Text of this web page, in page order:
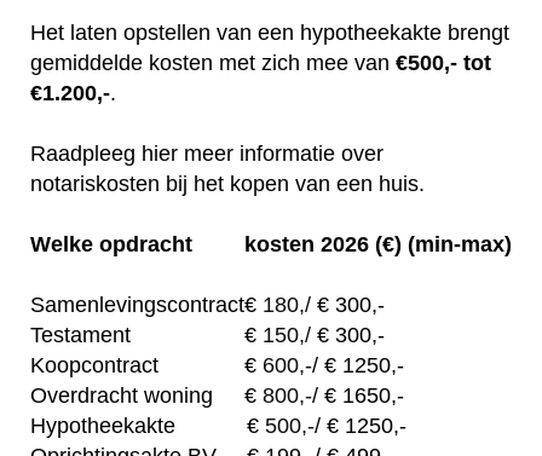
Het laten opstellen van een hypotheekakte brengt
gemiddelde kosten met zich mee van €500,- tot
€1.200,-.
Raadpleeg hier meer informatie over
notariskosten bij het kopen van een huis.
Welke opdracht kosten 2026 (€) (min-max)
Samenlevingscontract€ 180,/ € 300,-
Testament
€ 150,/ € 300,-
Koopcontract
€ 600,-/ € 1250,-
Overdracht woning
€ 800,-/ € 1650,-
Hypotheekakte
€ 500,-/ € 1250,-